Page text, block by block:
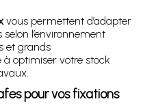
vous permettent d’adapter
l’environnement
et grands
optimiser votre stock
pour vos fixations